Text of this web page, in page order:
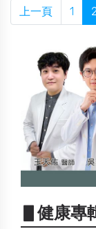
上一頁 1
▋健康專